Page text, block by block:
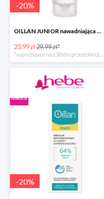
-20%
OILLAN JUNIOR nawadniająca emulsja do ciała
23.99 zł29.99 zł*
*najniższa cena z 30 dni przed obniżką
-20%